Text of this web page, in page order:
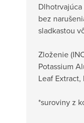
bez
sladkastou
Zloženie
Potassium
Leaf
*suroviny z